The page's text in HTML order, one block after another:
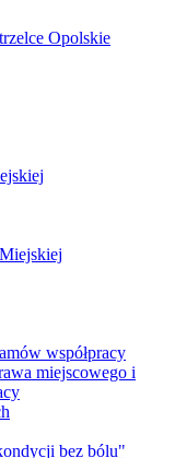
Opolskie
współpracy
miejscowego i
bez bólu"